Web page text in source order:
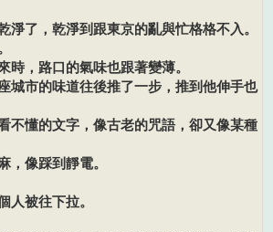
了，乾淨到跟東京的亂與忙格格不入。
，路口的氣味也跟著變薄。
市的味道往後推了一步，推到他伸手也
懂的文字，像古老的咒語，卻又像某種
像踩到靜電。
被往下拉。